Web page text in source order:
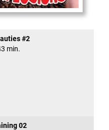
#2
min.
02